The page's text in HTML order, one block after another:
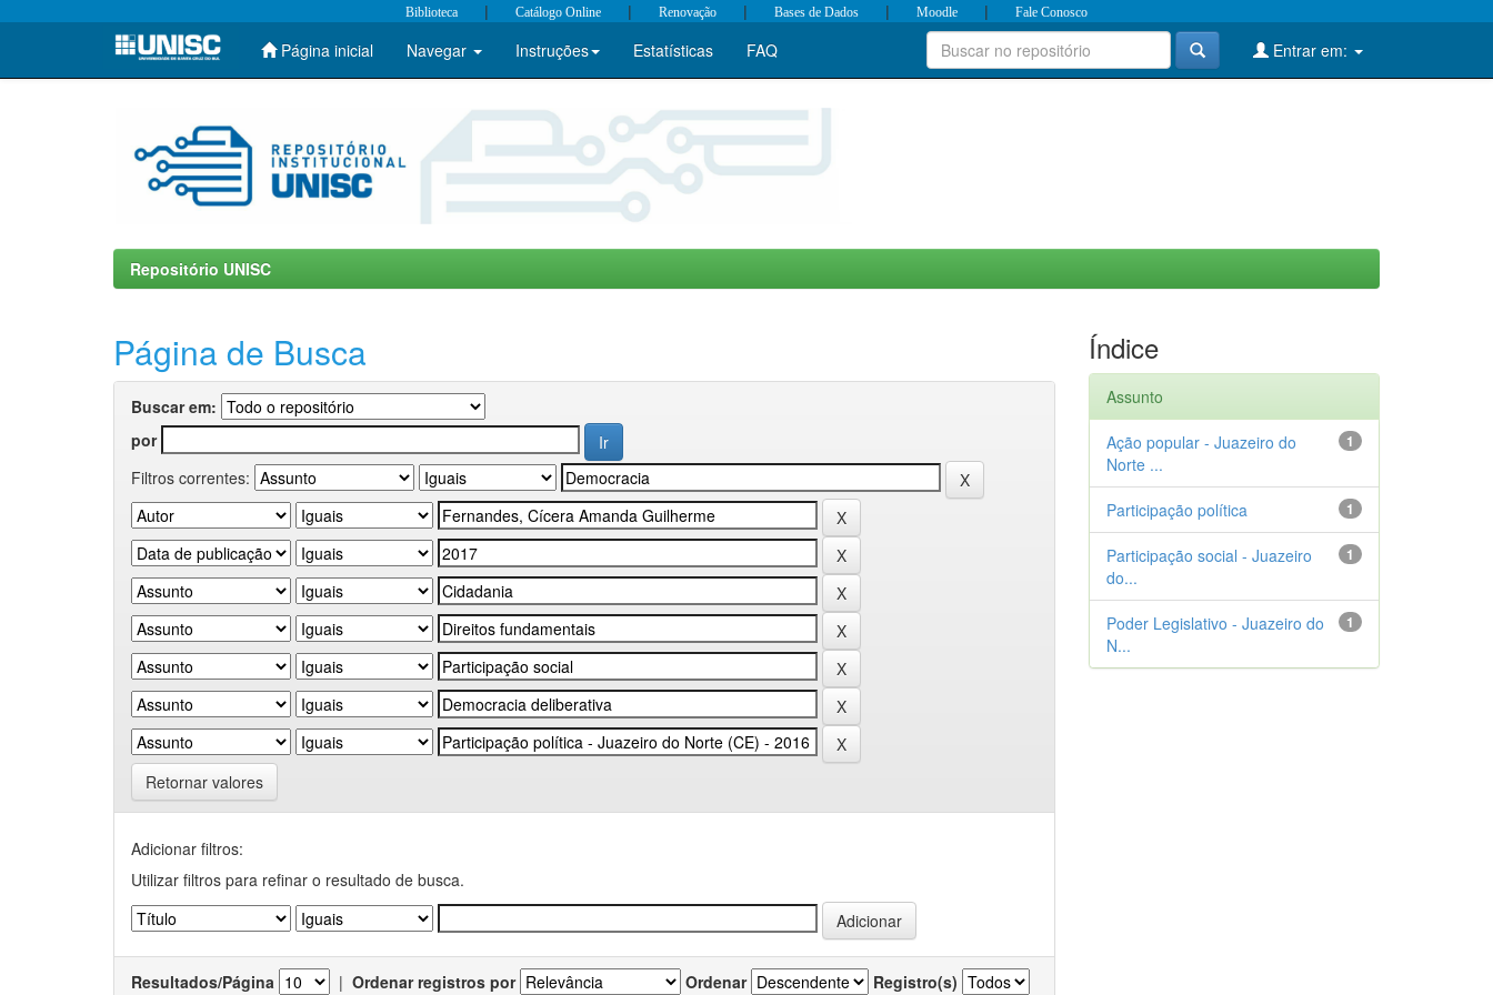
Skip
Biblioteca | Catálogo Online | Renovação | Bases de Dados | Moodle | Fale Conosco
Página inicial Navegar Instruções Estatísticas FAQ Entrar em:
Repositório UNISC
Página de Busca
Buscar em:
por
Filtros correntes:
Retornar valores
Adicionar filtros:
Utilizar filtros para refinar o resultado de busca.
Resultados/Página | Ordenar registros por Ordenar Registro(s)
Índice
Assunto
1
Ação popular - Juazeiro do
Norte ...
1
Participação política
1
Participação social - Juazeiro
do...
1
Poder Legislativo - Juazeiro do
N...